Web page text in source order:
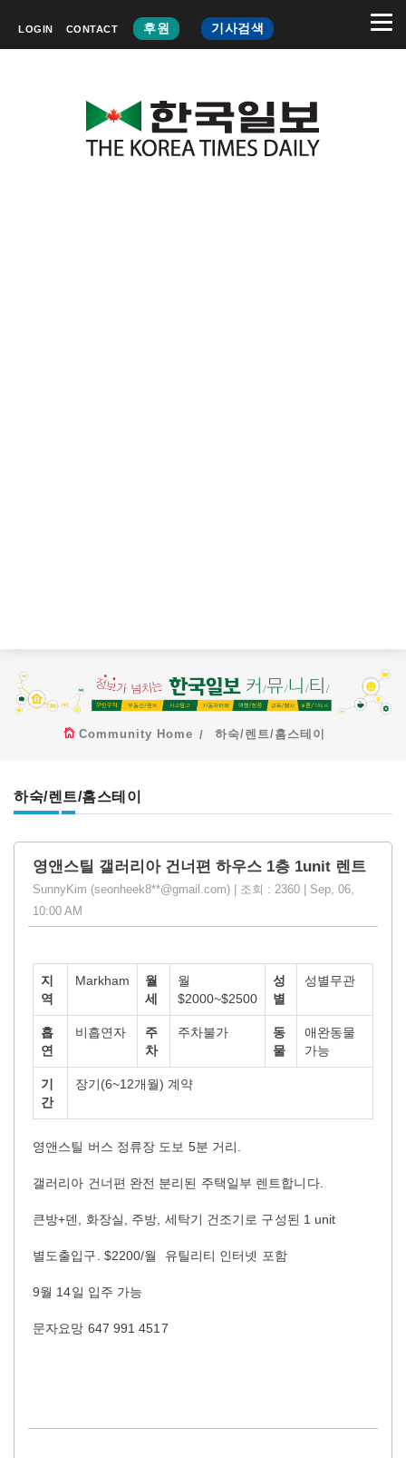
LOGIN CONTACT 후원 기사검색
Community Home 하숙/렌트/홈스테이
하숙/렌트/홈스테이
영앤스틸 갤러리아 건너편 하우스 1층 1unit 렌트
SunnyKim (seonheek8**@gmail.com) | 조회 : 2360 | Sep, 06,
10:00 AM
지
역
Markham
월
세
월
$2000~$2500
성
별
성별무관
흡
연
비흡연자
주
차
주차불가
동
물
애완동물
가능
기
간
장기(6~12개월) 계약
영앤스틸 버스 정류장 도보 5분 거리.
갤러리아 건너편 완전 분리된 주택일부 렌트합니다.
큰방+덴, 화장실, 주방, 세탁기 건조기로 구성된 1 unit
별도출입구. $2200/월 유틸리티 인터넷 포함
9월 14일 입주 가능
문자요망 647 991 4517